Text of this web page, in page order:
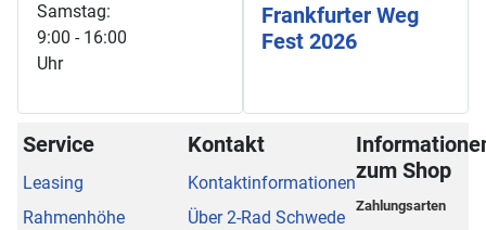
Samstag:
9:00 - 16:00
Uhr
Frankfurter Weg
Fest 2026
Service
Leasing
Rahmenhöhe
Kontakt
Kontaktinformationen
Über 2-Rad Schwede
zum Shop
Zahlungsarten